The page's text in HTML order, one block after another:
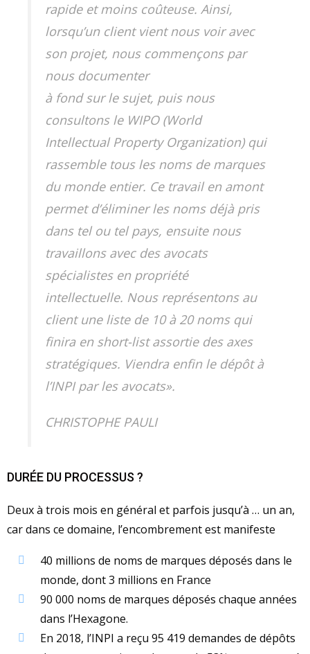
rapide et moins coûteuse. Ainsi,
lorsqu’un client vient nous voir avec
son projet, nous commençons par
nous documenter
à fond sur le sujet, puis nous
consultons le WIPO (World
Intellectual Property Organization) qui
rassemble tous les noms de marques
du monde entier. Ce travail en amont
permet d’éliminer les noms déjà pris
dans tel ou tel pays, ensuite nous
travaillons avec des avocats
spécialistes en propriété
intellectuelle. Nous représentons au
client une liste de 10 à 20 noms qui
finira en short-list assortie des axes
stratégiques. Viendra enfin le dépôt à
l’INPI par les avocats».
CHRISTOPHE PAULI
DURÉE DU PROCESSUS ?
Deux à trois mois en général et parfois jusqu’à … un an,
car dans ce domaine, l’encombrement est manifeste
40 millions de noms de marques déposés dans le
monde, dont 3 millions en France
90 000 noms de marques déposés chaque années
dans l’Hexagone.
En 2018, l’INPI a reçu 95 419 demandes de dépôts